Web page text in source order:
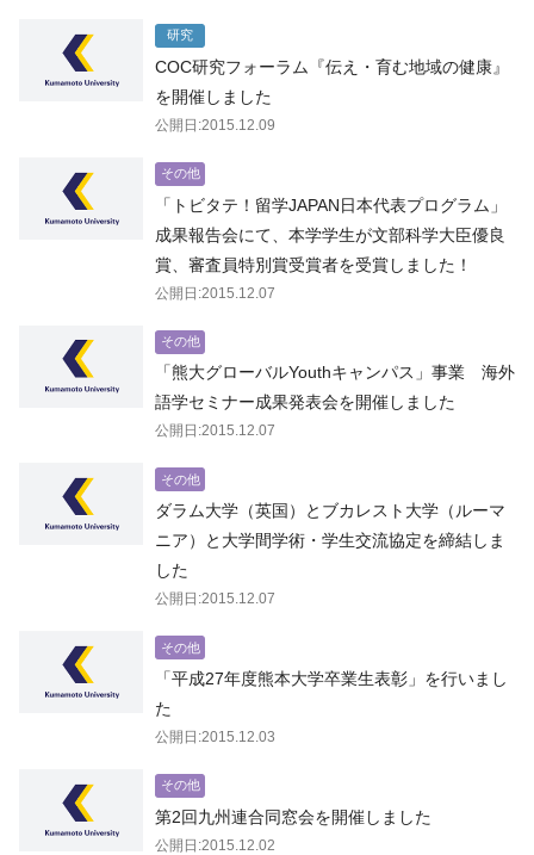
研究
COC研究フォーラム『伝え・育む地域の健康』
を開催しました
公開日:2015.12.09
その他
「トビタテ！留学JAPAN日本代表プログラム」
成果報告会にて、本学学生が文部科学大臣優良
賞、審査員特別賞受賞者を受賞しました！
公開日:2015.12.07
その他
「熊大グローバルYouthキャンパス」事業 海外
語学セミナー成果発表会を開催しました
公開日:2015.12.07
その他
ダラム大学（英国）とブカレスト大学（ルーマ
ニア）と大学間学術・学生交流協定を締結しま
した
公開日:2015.12.07
その他
「平成27年度熊本大学卒業生表彰」を行いまし
た
公開日:2015.12.03
その他
第2回九州連合同窓会を開催しました
公開日:2015.12.02